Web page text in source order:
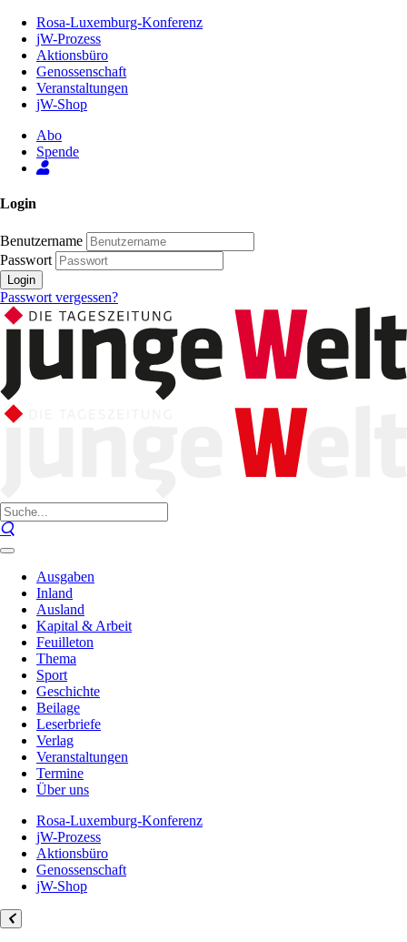
Inhalt
Seite
Rosa-Luxemburg-Konferenz
jW-Prozess
Aktionsbüro
Genossenschaft
Veranstaltungen
jW-Shop
Abo
Spende
Login
Benutzername
Passwort
Login
Passwort vergessen?
Ausgaben
Inland
Ausland
Kapital & Arbeit
Feuilleton
Thema
Sport
Geschichte
Beilage
Leserbriefe
Verlag
Veranstaltungen
Termine
Über uns
Rosa-Luxemburg-Konferenz
jW-Prozess
Aktionsbüro
Genossenschaft
jW-Shop